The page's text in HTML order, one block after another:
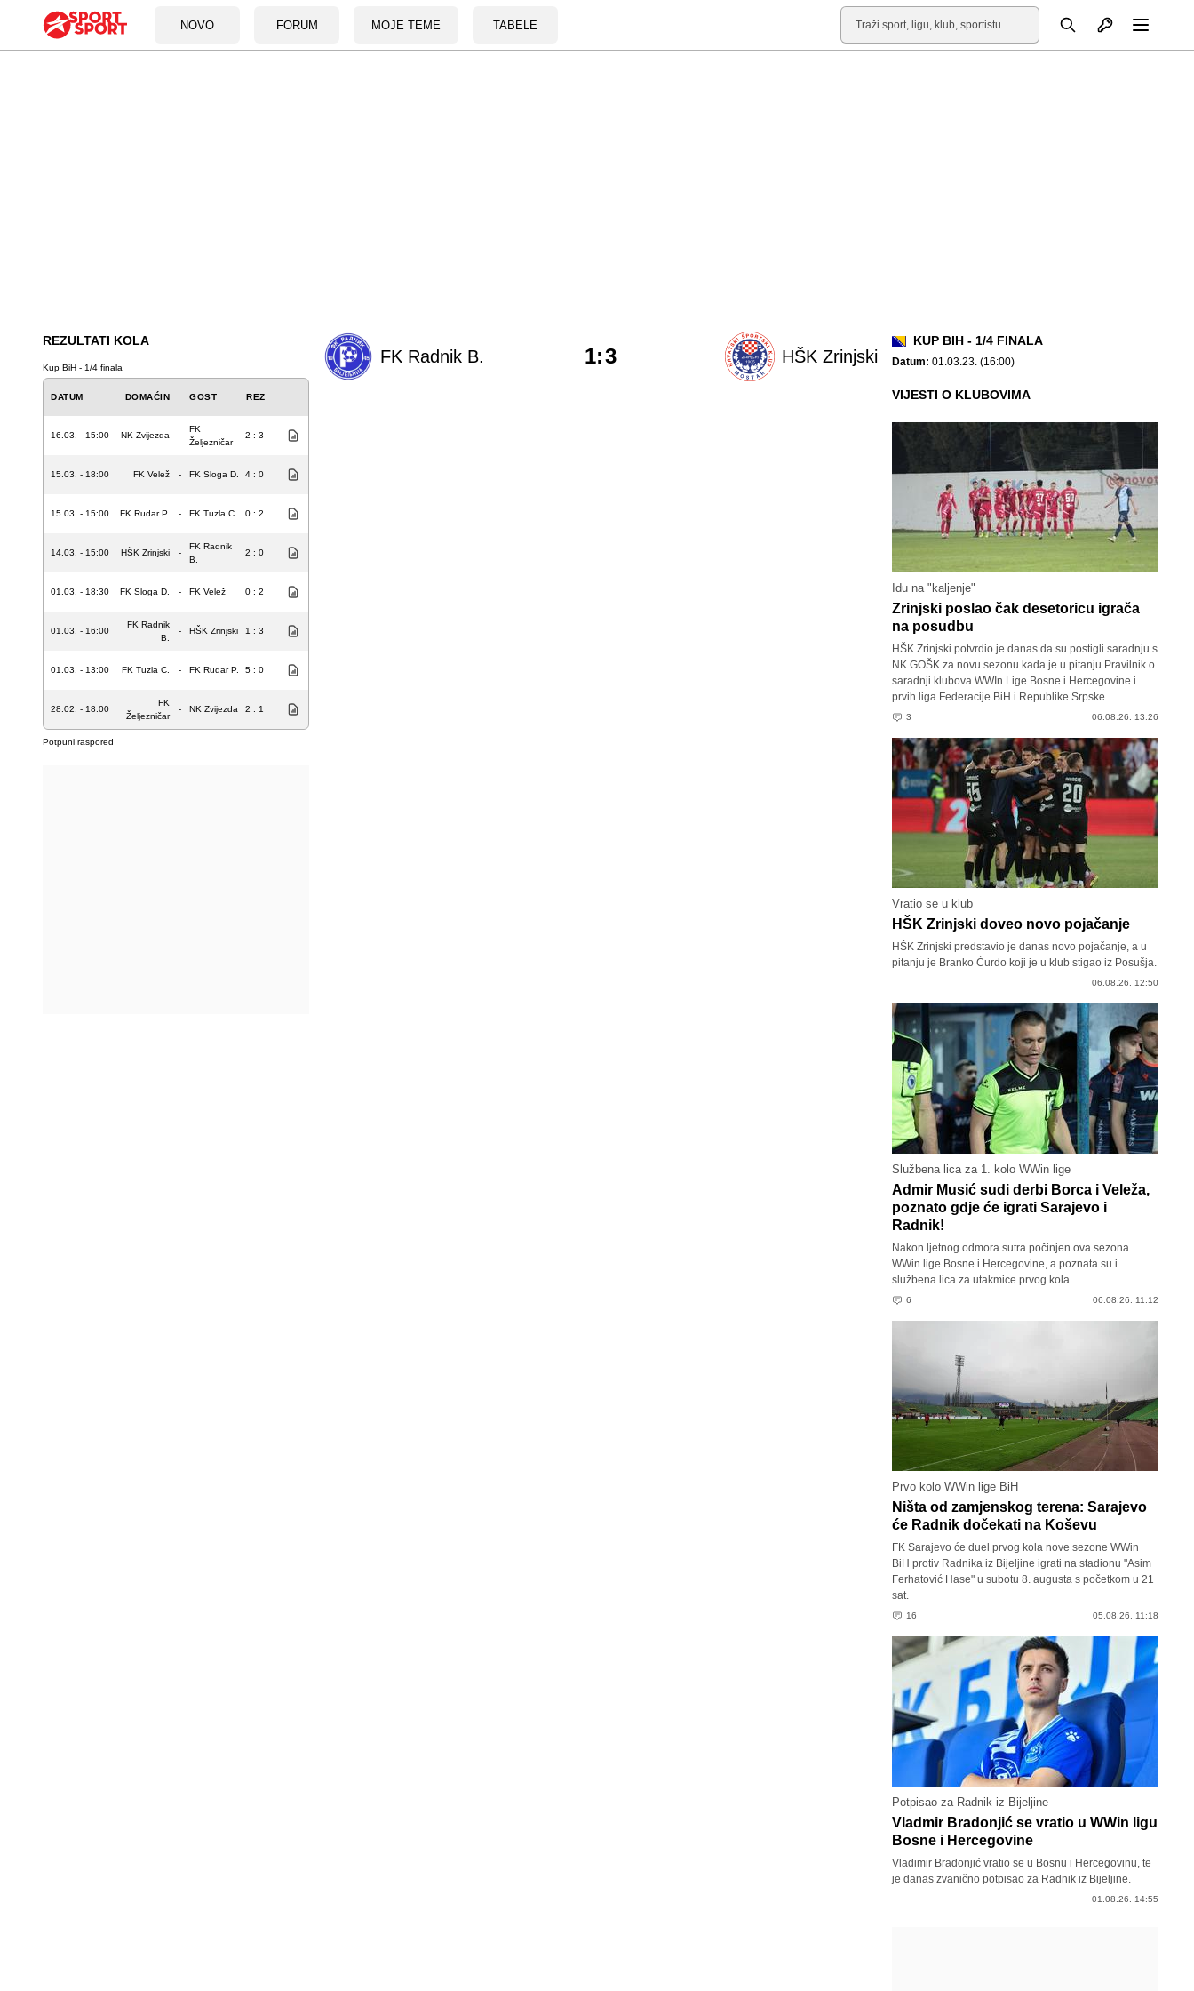
NOVO FORUM MOJE TEME TABELE
Pretraga Otvori profil
REZULTATI KOLA
Kup BiH - 1/4 finala
DATUM DOMAĆIN GOST REZ
16.03. - 15:00 NK Zvijezda -
FK
Željezničar
2 : 3
15.03. - 18:00 FK Velež - FK Sloga D. 4 : 0
15.03. - 15:00 FK Rudar P. - FK Tuzla C. 0 : 2
14.03. - 15:00 HŠK Zrinjski -
FK Radnik
B.
2 : 0
01.03. - 18:30 FK Sloga D. - FK Velež 0 : 2
01.03. - 16:00
FK Radnik
B.
- HŠK Zrinjski 1 : 3
01.03. - 13:00 FK Tuzla C. - FK Rudar P. 5 : 0
28.02. - 18:00
FK
Željezničar
- NK Zvijezda 2 : 1
Potpuni raspored
FK Radnik B. HŠK Zrinjski
1:3
KUP BIH - 1/4 FINALA
Datum: 01.03.23. (16:00)
VIJESTI O KLUBOVIMA
Idu na "kaljenje"
Zrinjski poslao čak desetoricu igrača
na posudbu
HŠK Zrinjski potvrdio je danas da su postigli saradnju s
NK GOŠK za novu sezonu kada je u pitanju Pravilnik o
saradnji klubova WWIn Lige Bosne i Hercegovine i
prvih liga Federacije BiH i Republike Srpske.
3 06.08.26. 13:26
Vratio se u klub
HŠK Zrinjski doveo novo pojačanje
HŠK Zrinjski predstavio je danas novo pojačanje, a u
pitanju je Branko Ćurdo koji je u klub stigao iz Posušja.
06.08.26. 12:50
Službena lica za 1. kolo WWin lige
Admir Musić sudi derbi Borca i Veleža,
poznato gdje će igrati Sarajevo i
Radnik!
Nakon ljetnog odmora sutra počinjen ova sezona
WWin lige Bosne i Hercegovine, a poznata su i
službena lica za utakmice prvog kola.
6 06.08.26. 11:12
Prvo kolo WWin lige BiH
Ništa od zamjenskog terena: Sarajevo
će Radnik dočekati na Koševu
FK Sarajevo će duel prvog kola nove sezone WWin
BiH protiv Radnika iz Bijeljine igrati na stadionu "Asim
Ferhatović Hase" u subotu 8. augusta s početkom u 21
sat.
16 05.08.26. 11:18
Potpisao za Radnik iz Bijeljine
Vladmir Bradonjić se vratio u WWin ligu
Bosne i Hercegovine
Vladimir Bradonjić vratio se u Bosnu i Hercegovinu, te
je danas zvanično potpisao za Radnik iz Bijeljine.
01.08.26. 14:55